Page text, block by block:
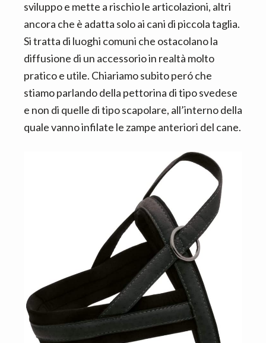
sviluppo e mette a rischio le articolazioni, altri
ancora che è adatta solo ai cani di piccola taglia.
Si tratta di luoghi comuni che ostacolano la
diffusione di un accessorio in realtà molto
pratico e utile. Chiariamo subito peró che
stiamo parlando della pettorina di tipo svedese
e non di quelle di tipo scapolare, all’interno della
quale vanno infilate le zampe anteriori del cane.